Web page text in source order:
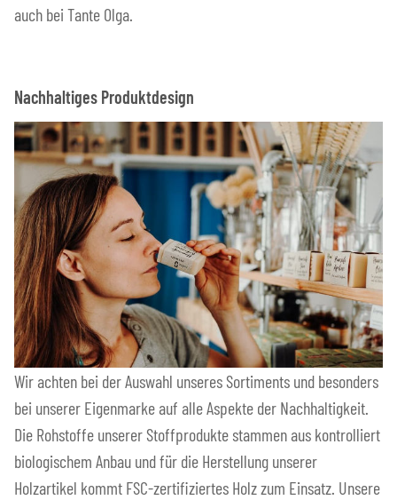
auch bei Tante Olga.
Nachhaltiges Produktdesign
Wir achten bei der Auswahl unseres Sortiments und besonders
bei unserer Eigenmarke auf alle Aspekte der Nachhaltigkeit.
Die Rohstoffe unserer Stoffprodukte stammen aus kontrolliert
biologischem Anbau und für die Herstellung unserer
Holzartikel kommt FSC-zertifiziertes Holz zum Einsatz. Unsere